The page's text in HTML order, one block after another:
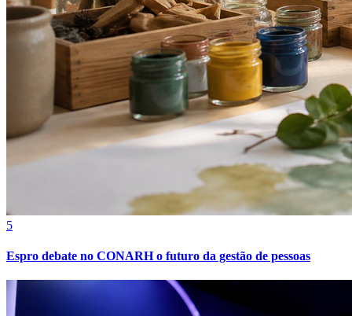
5
Espro debate no CONARH o futuro da gestão de pessoas